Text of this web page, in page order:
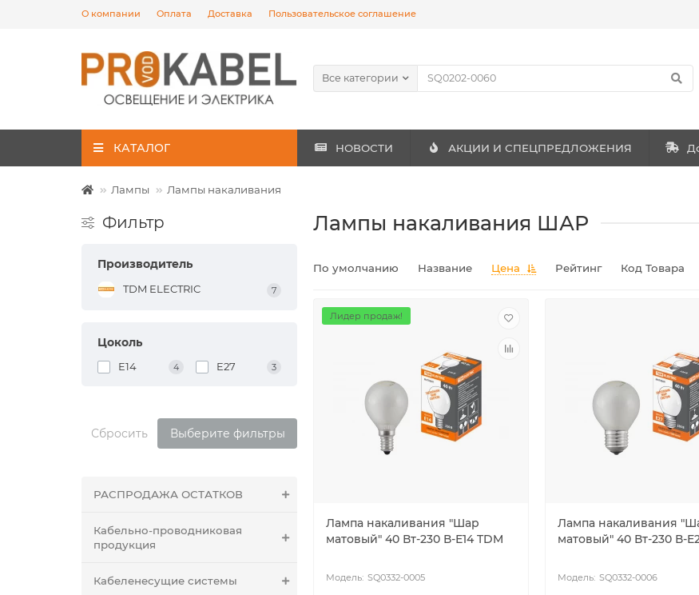
О компании Оплата Доставка Пользовательское соглашение
Все категории
КАТАЛОГ НОВОСТИ АКЦИИ И СПЕЦПРЕДЛОЖЕНИЯ
Лампы Лампы накаливания
Фильтр
Производитель
TDM ELECTRIC 7
Цоколь
E14 4 E27 3
Сбросить Выберите фильтры
РАСПРОДАЖА ОСТАТКОВ
Кабельно-проводниковая
продукция
Кабеленесущие системы
Лампы накаливания ШАР
По умолчанию Название Цена Рейтинг Код Товара
Лидер продаж!
Лампа накаливания "Шар
матовый" 40 Вт-230 В-Е14 TDM
SQ0332-0005
Лампа накаливания
матовый" 40 Вт-230 В-
SQ0332-0006